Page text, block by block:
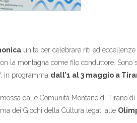
unite per celebrare riti ed
la montagna come filo conduttore.
‘, in programma dall’1 al 3 maggio a
dalle Comunità Montane di Tirano
dei Giochi della Cultura legati alle